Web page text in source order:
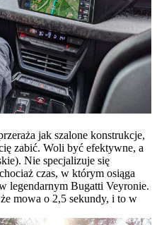
jak szalone konstrukcje,
zabić. Woli być efektywne, a
Nie specjalizuje się
czas, w którym osiąga
legendarnym Bugatti Veyronie.
mowa o 2,5 sekundy, i to w